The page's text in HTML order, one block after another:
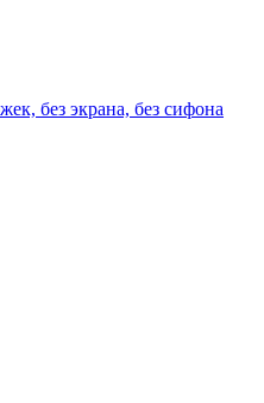
без экрана, без сифона